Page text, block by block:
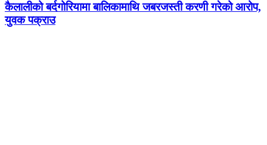
कैलालीको बर्दगोरियामा बालिकामाथि जबरजस्ती करणी गरेको आरोप,
युवक पक्राउ